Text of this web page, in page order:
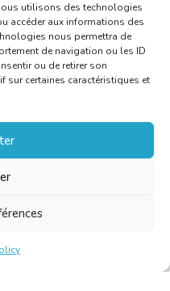
utilisons des technologies
accéder aux informations des
nous permettra de
de navigation ou les ID
ou de retirer son
sur certaines caractéristiques et